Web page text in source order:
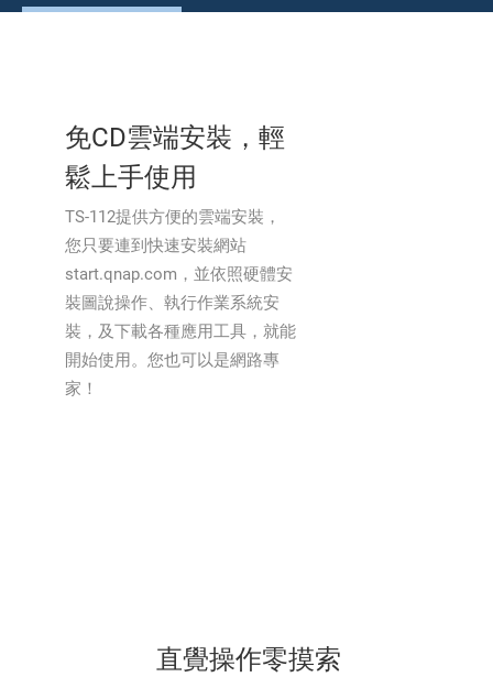
免CD雲端安裝，輕
鬆上手使用
TS-112提供方便的雲端安裝，
您只要連到快速安裝網站
start.qnap.com，並依照硬體安
裝圖說操作、執行作業系統安
裝，及下載各種應用工具，就能
開始使用。您也可以是網路專
家！
直覺操作零摸索